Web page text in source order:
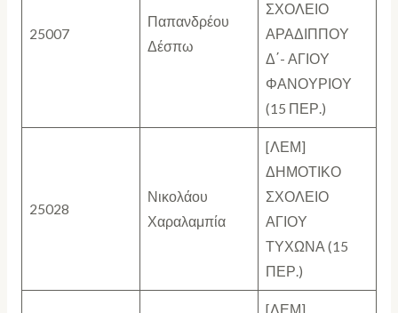
25007
Παπανδρέου
Δέσπω
ΣΧΟΛΕΙΟ
ΑΡΑΔΙΠΠΟΥ
Δ΄- ΑΓΙΟΥ
ΦΑΝΟΥΡΙΟΥ
(15 ΠΕΡ.)
25028
Νικολάου
Χαραλαμπία
[ΛΕΜ]
ΔΗΜΟΤΙΚΟ
ΣΧΟΛΕΙΟ
ΑΓΙΟΥ
ΤΥΧΩΝΑ (15
ΠΕΡ.)